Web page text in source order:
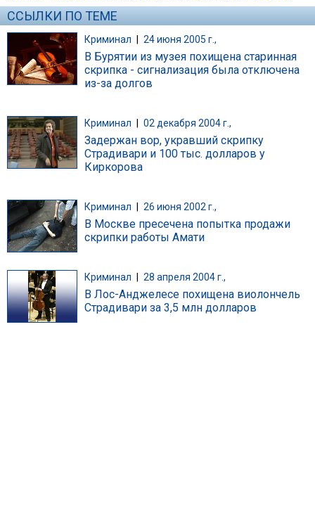
ССЫЛКИ ПО ТЕМЕ
Криминал | 24 июня 2005 г.,
В Бурятии из музея похищена старинная
скрипка - сигнализация была отключена
из-за долгов
Криминал 02 декабря 2004 г.,
Задержан вор, укравший скрипку
Страдивари и 100 тыс. долларов у
Киркорова
Криминал 26 июня 2002 г.,
В Москве пресечена попытка продажи
скрипки работы Амати
Криминал 28 апреля 2004 г.,
В Лос-Анджелесе похищена виолончель
Страдивари за 3,5 млн долларов